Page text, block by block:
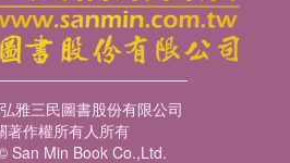
雅三民圖書股份有限公司
著作權所有人所有
San Min Book Co.,Ltd.